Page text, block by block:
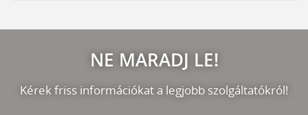
NE MARADJ LE!
Kérek friss információkat a legjobb szolgáltatókról!